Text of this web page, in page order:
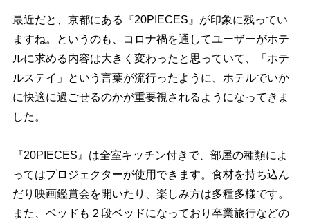
最近だと、京都にある『20PIECES』が印象に残ってい
ますね。というのも、コロナ禍を通してユーザーがホテ
ルに求める内容は大きく変わったと思っていて、「ホテ
ルステイ」という言葉が流行ったように、ホテルでいか
に快適に過ごせるのかが重要視されるようになってきま
した。
『20PIECES』は全室キッチン付きで、部屋の種類によ
ってはプロジェクターが使用できます。食材を持ち込ん
だり映画鑑賞会を開いたり、楽しみ方は多種多様です。
また、ベッドも２段ベッドになっており卒業旅行などの